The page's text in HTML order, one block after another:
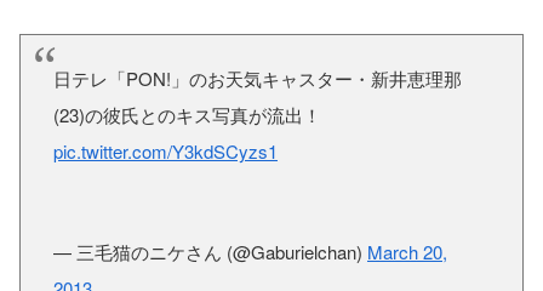
日テレ「PON!」のお天気キャスター・新井恵理那
(23)の彼氏とのキス写真が流出！
pic.twitter.com/Y3kdSCyzs1
— 三毛猫のニケさん (@Gaburielchan) March 20,